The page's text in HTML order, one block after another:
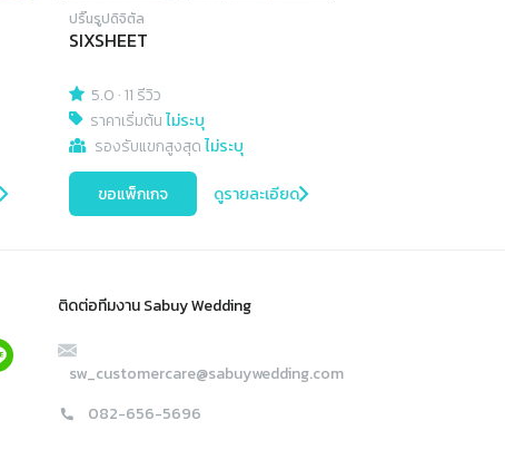
ปริ๊นรูปดิจิตัล
SIXSHEET
5.0 ·11 รีวิว
ราคาเริ่มต้นไม่ระบุ
รองรับแขกสูงสุดไม่ระบุ
ขอแพ็กเกจ ดูรายละเอียด
ติดต่อทีมงาน Sabuy Wedding
sw_customercare@sabuywedding.com
082-656-5696